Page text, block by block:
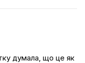
думала, що це як